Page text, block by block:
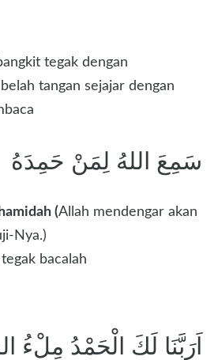
tegak dengan
tangan sejajar dengan
سَمِعَ اللهُ لِمَنْ حَمِدَهُ
(Allah mendengar akan
Nya.)
bacalah
اَرَبَّنَا لَكَ الْحَمْدُ مِلْءُ